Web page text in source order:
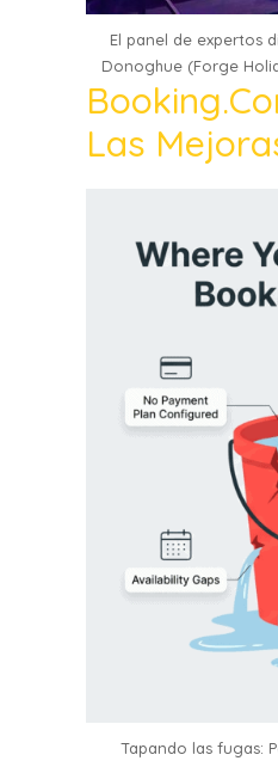
El panel de expertos
Donoghue (Forge
Las
Tapando las fugas: